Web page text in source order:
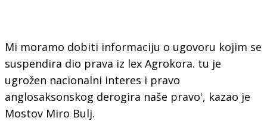
Mi moramo dobiti informaciju o ugovoru kojim se
suspendira dio prava iz lex Agrokora. tu je
ugrožen nacionalni interes i pravo
anglosaksonskog derogira naše pravo', kazao je
Mostov Miro Bulj.